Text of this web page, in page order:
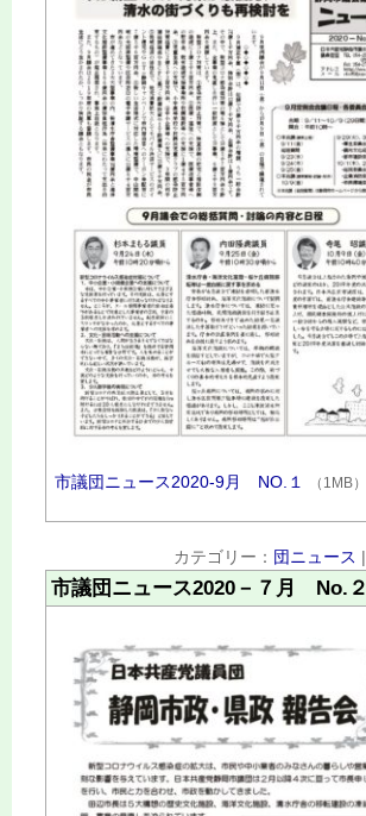
市議団ニュース2020‐9月 NO.１ （1MB）
カテゴリー： 団ニュース |
市議団ニュース2020－７月 No.２